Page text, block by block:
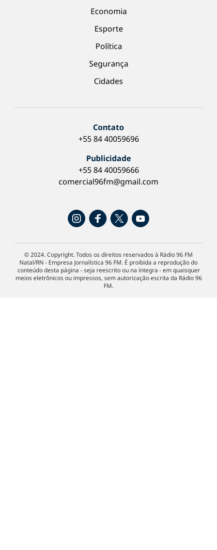
Economia
Esporte
Política
Segurança
Cidades
Contato
+55 84 40059696
Publicidade
+55 84 40059666
comercial96fm@gmail.com
© 2024. Copyright. Todos os direitos reservados à Rádio 96 FM
Natal/RN - Empresa Jornalística 96 FM. É proibida a reprodução do
conteúdo desta página - seja reescrito ou na íntegra - em quaisquer
meios eletrônicos ou impressos, sem autorização escrita da Rádio 96
FM.